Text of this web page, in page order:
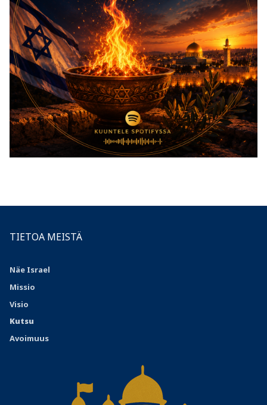
TIETOA MEISTÄ
Näe Israel
Missio
Visio
Kutsu
Avoimuus